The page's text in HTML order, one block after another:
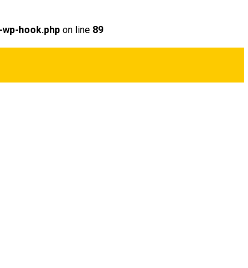
hook.php on line 89